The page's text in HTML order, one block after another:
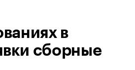
в
сборные